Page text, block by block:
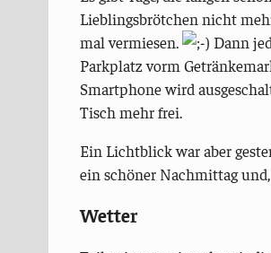
Lieblingsbrötchen nicht
mal vermiesen.
Dann
Parkplatz vorm
Smartphone wird
Tisch mehr frei.
Ein Lichtblick war aber
ein schöner Nachmittag
Wetter